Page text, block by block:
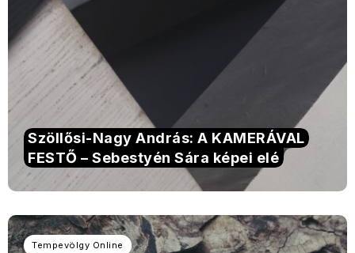
Szöllősi-Nagy András: A KAMERÁVAL
FESTŐ – Sebestyén Sára képei elé
Tempevölgy Online